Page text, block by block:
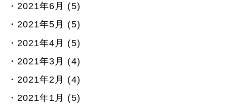
2021年6月 (5)
2021年5月 (5)
2021年4月 (5)
2021年3月 (4)
2021年2月 (4)
2021年1月 (5)